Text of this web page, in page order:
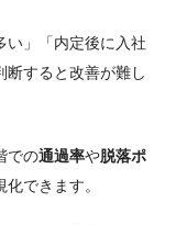
い」「内定後に入社
断すると改善が難し
での通過率や脱落ポ
できます。